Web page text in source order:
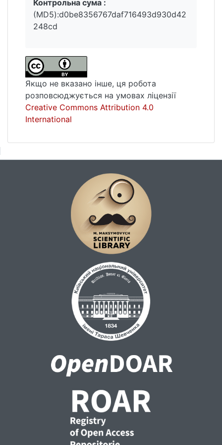
Контрольна сума :
(MD5):d0be8356767daf716493d930d42
248cd
Якщо не вказано інше, ця робота
розповсюджується на умовах ліцензії
Creative Commons Attribution 4.0
International